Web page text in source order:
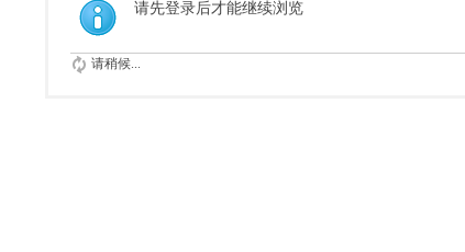
请先登录后才能继续浏览
请稍候...